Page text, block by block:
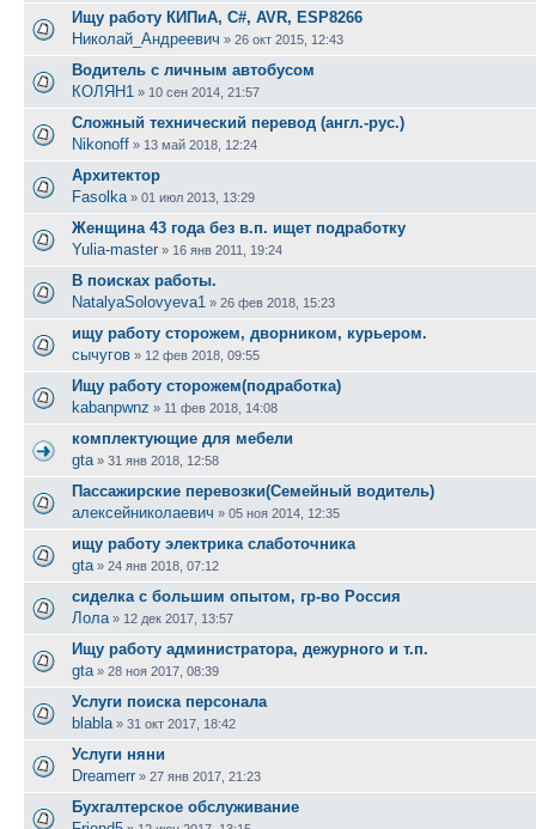
Ищу работу КИПиА, C#, AVR, ESP8266
Николай_Андреевич » 26 окт 2015, 12:43
Водитель с личным автобусом
КОЛЯН1 » 10 сен 2014, 21:57
Сложный технический перевод (англ.-рус.)
Nikonoff » 13 май 2018, 12:24
Архитектор
Fasolka » 01 июл 2013, 13:29
Женщина 43 года без в.п. ищет подработку
Yulia-master » 16 янв 2011, 19:24
В поисках работы.
NatalyaSolovyeva1 » 26 фев 2018, 15:23
ищу работу сторожем, дворником, курьером.
сычугов » 12 фев 2018, 09:55
Ищу работу сторожем(подработка)
kabanpwnz » 11 фев 2018, 14:08
комплектующие для мебели
gta » 31 янв 2018, 12:58
Пассажирские перевозки(Семейный водитель)
алексейниколаевич » 05 ноя 2014, 12:35
ищу работу электрика слаботочника
gta » 24 янв 2018, 07:12
сиделка с большим опытом, гр-во Россия
Лола » 12 дек 2017, 13:57
Ищу работу администратора, дежурного и т.п.
gta » 28 ноя 2017, 08:39
Услуги поиска персонала
blabla » 31 окт 2017, 18:42
Услуги няни
Dreamerr » 27 янв 2017, 21:23
Бухгалтерское обслуживание